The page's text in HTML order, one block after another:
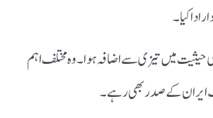
ادا کیا۔
حیثیت میں تیزی سے اضافہ ہوا۔ وہ مختلف اہم